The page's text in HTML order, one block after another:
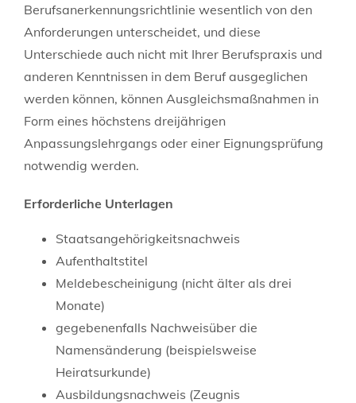
Berufsanerkennungsrichtlinie wesentlich von den
Anforderungen unterscheidet, und diese
Unterschiede auch nicht mit Ihrer Berufspraxis und
anderen Kenntnissen in dem Beruf ausgeglichen
werden können, können Ausgleichsmaßnahmen in
Form eines höchstens dreijährigen
Anpassungslehrgangs oder einer Eignungsprüfung
notwendig werden.
Erforderliche Unterlagen
Staatsangehörigkeitsnachweis
Aufenthaltstitel
Meldebescheinigung (nicht älter als drei
Monate)
gegebenenfalls Nachweisüber die
Namensänderung (beispielsweise
Heiratsurkunde)
Ausbildungsnachweis (Zeugnis